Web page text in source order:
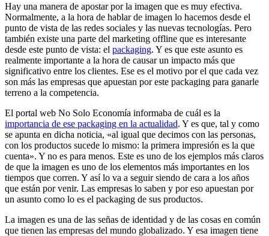
Hay una manera de apostar por la imagen que es muy efectiva.
Normalmente, a la hora de hablar de imagen lo hacemos desde el
punto de vista de las redes sociales y las nuevas tecnologías. Pero
también existe una parte del marketing offline que es interesante
desde este punto de vista: el packaging. Y es que este asunto es
realmente importante a la hora de causar un impacto más que
significativo entre los clientes. Ese es el motivo por el que cada vez
son más las empresas que apuestan por este packaging para ganarle
terreno a la competencia.
El portal web No Solo Economía informaba de cuál es la
importancia de ese packaging en la actualidad. Y es que, tal y como
se apunta en dicha noticia, «al igual que decimos con las personas,
con los productos sucede lo mismo: la primera impresión es la que
cuenta». Y no es para menos. Este es uno de los ejemplos más claros
de que la imagen es uno de los elementos más importantes en los
tiempos que corren. Y así lo va a seguir siendo de cara a los años
que están por venir. Las empresas lo saben y por eso apuestan por
un asunto como lo es el packaging de sus productos.
La imagen es una de las señas de identidad y de las cosas en común
que tienen las empresas del mundo globalizado. Y esa imagen tiene